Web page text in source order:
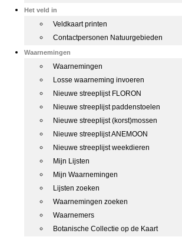
Het veld in
Veldkaart printen
Contactpersonen Natuurgebieden
Waarnemingen
Waarnemingen
Losse waarneming invoeren
Nieuwe streeplijst FLORON
Nieuwe streeplijst paddenstoelen
Nieuwe streeplijst (korst)mossen
Nieuwe streeplijst ANEMOON
Nieuwe streeplijst weekdieren
Mijn Lijsten
Mijn Waarnemingen
Lijsten zoeken
Waarnemingen zoeken
Waarnemers
Botanische Collectie op de Kaart